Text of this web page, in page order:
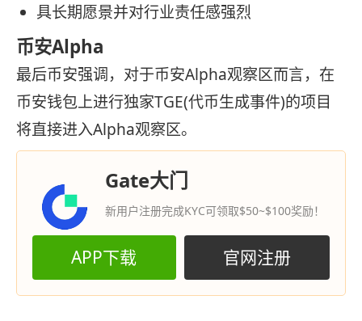
具长期愿景并对行业责任感强烈
币安Alpha
最后币安强调，对于币安Alpha观察区而言，在
币安钱包上进行独家TGE(代币生成事件)的项目
将直接进入Alpha观察区。
Gate大门
新用户注册完成KYC可领取$50~$100奖励！
APP下载 官网注册